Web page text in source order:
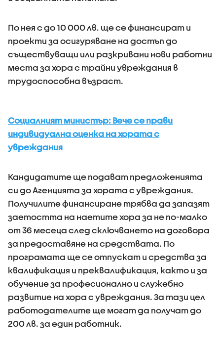
По нея с до 10 000 лв. ще се финансират и
проекти за осигуряване на достъп до
съществуващи или разкривани нови работни
места за хора с трайни увреждания в
трудоспособна възраст.
Социалният министър: Вече се прави
индивидуална оценка на хората с
увреждания
Кандидатите ще подават предложенията
си до Агенцията за хората с увреждания.
Получилите финансиране трябва да запазят
заетостта на наетите хора за не по-малко
от 36 месеца след сключването на договора
за предоставяне на средствата. По
програмата ще се отпускат и средства за
квалификация и преквалификация, както и за
обучение за професионално и служебно
развитие на хора с увреждания. За тази цел
работодателите ще могат да получат до
200 лв. за един работник.